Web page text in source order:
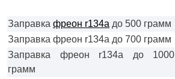
Заправка фреон r134a до 500 грамм
Заправка фреон r134a до 700 грамм
Заправка фреон r134a до 1000
грамм